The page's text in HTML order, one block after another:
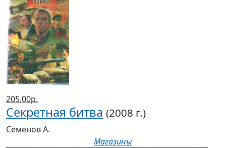
205,00р.
Секретная битва (2008 г.)
Семенов А.
Магазины